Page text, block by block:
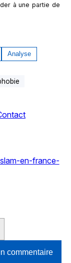
à une partie de
Analyse
en-france-
commentaire